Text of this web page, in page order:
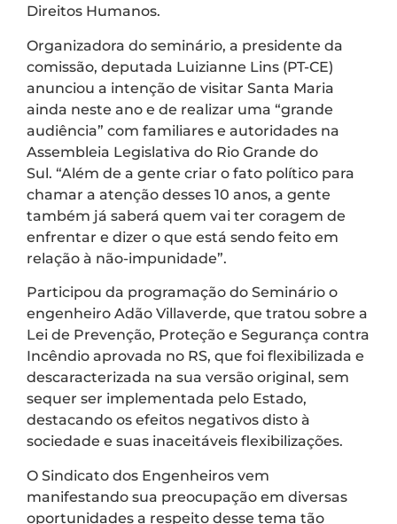
Direitos Humanos.
Organizadora do seminário, a presidente da
comissão, deputada Luizianne Lins (PT-CE)
anunciou a intenção de visitar Santa Maria
ainda neste ano e de realizar uma “grande
audiência” com familiares e autoridades na
Assembleia Legislativa do Rio Grande do
Sul. “Além de a gente criar o fato político para
chamar a atenção desses 10 anos, a gente
também já saberá quem vai ter coragem de
enfrentar e dizer o que está sendo feito em
relação à não-impunidade”.
Participou da programação do Seminário o
engenheiro Adão Villaverde, que tratou sobre a
Lei de Prevenção, Proteção e Segurança contra
Incêndio aprovada no RS, que foi flexibilizada e
descaracterizada na sua versão original, sem
sequer ser implementada pelo Estado,
destacando os efeitos negativos disto à
sociedade e suas inaceitáveis flexibilizações.
O Sindicato dos Engenheiros vem
manifestando sua preocupação em diversas
oportunidades a respeito desse tema tão